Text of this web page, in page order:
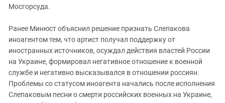
Мосгорсуда.
Ранее Минюст объяснил решение признать Слепакова
иноагентом тем, что артист получал поддержку от
иностранных источников, осуждал действия властей России
на Украине, формировал негативное отношение к военной
службе и негативно высказывался в отношении россиян.
Проблемы со статусом иноагента начались после исполнения
Слепаковым песни о смерти российских военных на Украине,